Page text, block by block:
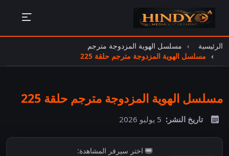
الرئيسية
مسلسل الهوية المزدوجة مترجم
مسلسل الهوية المزدوجة مترجم حلقة 225
مسلسل الهوية المزدوجة مترجم حلقة 225
تاريخ النشر: 5 يوليو 2026
اختر سيرفر المشاهدة: